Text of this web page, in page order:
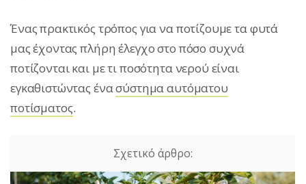
Ένας πρακτικός τρόπος για να ποτίζουμε τα φυτά
μας έχοντας πλήρη έλεγχο στο πόσο συχνά
ποτίζονται και με τι ποσότητα νερού είναι
εγκαθιστώντας ένασύστημα αυτόματου
ποτίσματος.